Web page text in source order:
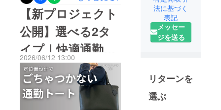
終えた人気のバッグ「まる
でポケットのようなバッ
グ」が“さらに”進化しました
ユーザー総数35,000人
QUICK PACK シリーズの大
人気ベストセラー商品
【QUICK PACK pockepa】
に待望の新作が登場！●
【新プロジェクト
公開】選べる2タ
イプ｜快適通勤
トート
2026/06/12 13:00
本全国の皆
さんに届け
るべく発足
しました。
て間もない
からこそで
きるフット
法に基づく
表記
メッセー
ジを送る
リターンを
選ぶ